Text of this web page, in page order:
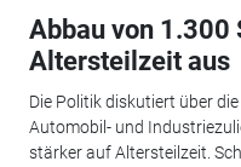
Abbau von 1.300
Altersteilzeit aus
Die Politik diskutiert über
Automobil- und
stärker auf Altersteilzeit.